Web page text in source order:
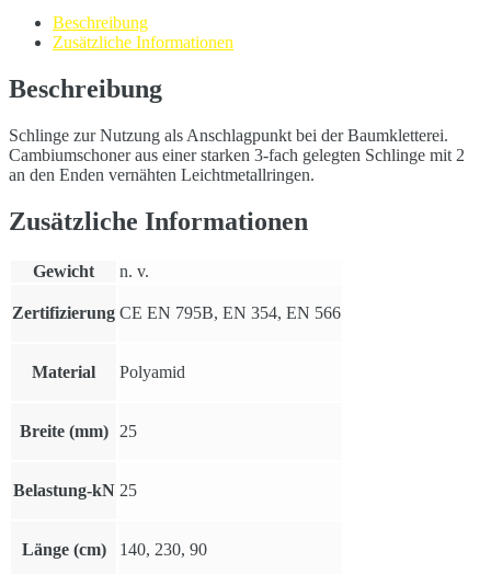
Beschreibung
Zusätzliche Informationen
Beschreibung
Schlinge zur Nutzung als Anschlagpunkt bei der Baumkletterei.
Cambiumschoner aus einer starken 3-fach gelegten Schlinge mit 2
an den Enden vernähten Leichtmetallringen.
Zusätzliche Informationen
Gewicht n. v.
Zertifizierung CE EN 795B, EN 354, EN 566
Material Polyamid
Breite (mm) 25
Belastung-kN 25
Länge (cm) 140, 230, 90